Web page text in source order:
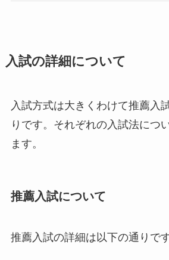
入試の詳細について
入試方式は大きくわけて推薦入
りです。それぞれの入試法につ
ます。
推薦入試について
推薦入試の詳細は以下の通りです